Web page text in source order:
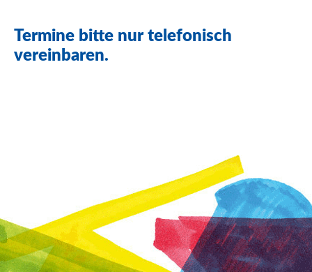
Termine bitte nur telefonisch
vereinbaren.